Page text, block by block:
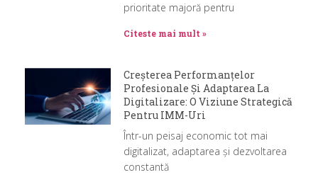
prioritate majoră pentru
Citeste mai mult »
Creșterea Performanțelor
Profesionale Și Adaptarea La
Digitalizare: O Viziune Strategică
Pentru IMM-Uri
Într-un peisaj economic tot mai
digitalizat, adaptarea și dezvoltarea
constantă